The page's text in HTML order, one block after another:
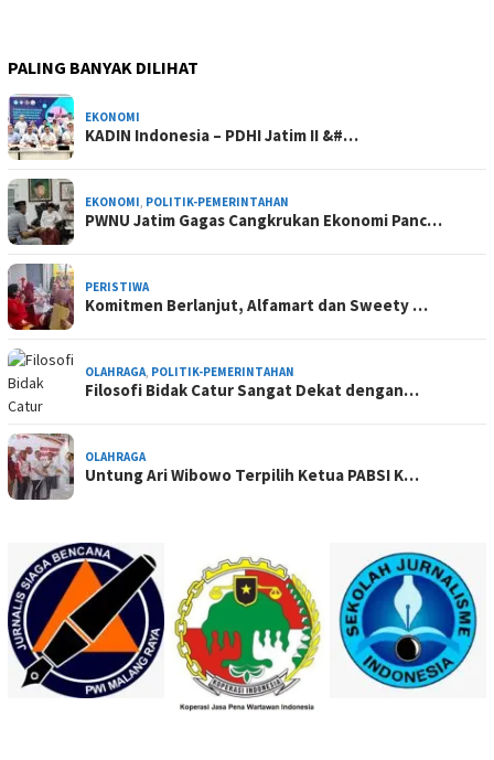
PALING BANYAK DILIHAT
EKONOMI
KADIN Indonesia – PDHI Jatim II &#…
EKONOMI POLITIK-PEMERINTAHAN
PWNU Jatim Gagas Cangkrukan Ekonomi Panc…
PERISTIWA
Komitmen Berlanjut, Alfamart dan Sweety …
OLAHRAGA POLITIK-PEMERINTAHAN
Filosofi Bidak Catur Sangat Dekat dengan…
OLAHRAGA
Untung Ari Wibowo Terpilih Ketua PABSI K…